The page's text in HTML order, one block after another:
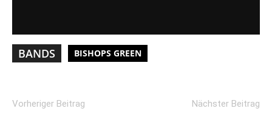
BANDS BISHOPS GREEN
Vorheriger Beitrag Nächster Beitrag